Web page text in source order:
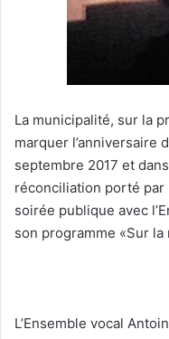
La municipalité, sur la
marquer l’anniversaire
septembre 2017 et
réconciliation porté par
soirée publique avec
son programme «Sur la
L’Ensemble vocal